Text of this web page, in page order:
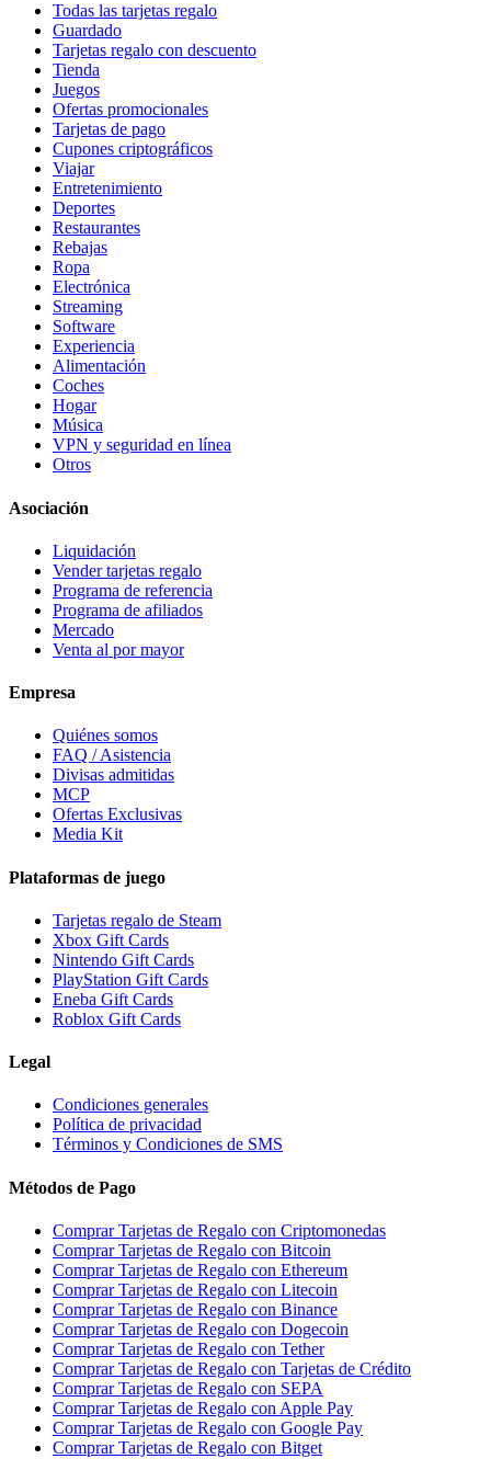
Todas las tarjetas regalo
Guardado
Tarjetas regalo con descuento
Tienda
Juegos
Ofertas promocionales
Tarjetas de pago
Cupones criptográficos
Viajar
Entretenimiento
Deportes
Restaurantes
Rebajas
Ropa
Electrónica
Streaming
Software
Experiencia
Alimentación
Coches
Hogar
Música
VPN y seguridad en línea
Otros
Asociación
Liquidación
Vender tarjetas regalo
Programa de referencia
Programa de afiliados
Mercado
Venta al por mayor
Empresa
Quiénes somos
FAQ / Asistencia
Divisas admitidas
MCP
Ofertas Exclusivas
Media Kit
Plataformas de juego
Tarjetas regalo de Steam
Xbox Gift Cards
Nintendo Gift Cards
PlayStation Gift Cards
Eneba Gift Cards
Roblox Gift Cards
Legal
Condiciones generales
Política de privacidad
Términos y Condiciones de SMS
Métodos de Pago
Comprar Tarjetas de Regalo con Criptomonedas
Comprar Tarjetas de Regalo con Bitcoin
Comprar Tarjetas de Regalo con Ethereum
Comprar Tarjetas de Regalo con Litecoin
Comprar Tarjetas de Regalo con Binance
Comprar Tarjetas de Regalo con Dogecoin
Comprar Tarjetas de Regalo con Tether
Comprar Tarjetas de Regalo con Tarjetas de Crédito
Comprar Tarjetas de Regalo con SEPA
Comprar Tarjetas de Regalo con Apple Pay
Comprar Tarjetas de Regalo con Google Pay
Comprar Tarjetas de Regalo con Bitget